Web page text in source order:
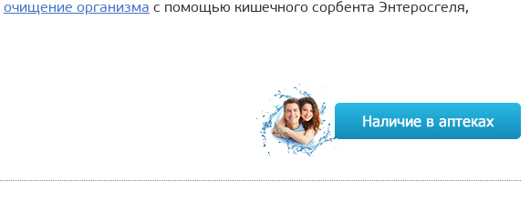
очищение организма с помощью кишечного сорбента Энтеросгеля,